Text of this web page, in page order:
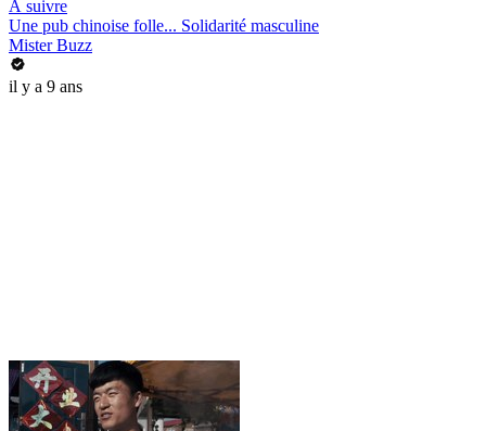
À suivre
Une pub chinoise folle... Solidarité masculine
Mister Buzz
il y a 9 ans